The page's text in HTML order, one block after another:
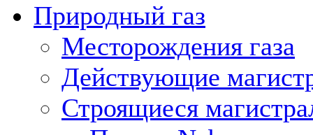
Природный газ
Месторождения газа
Действующие
Строящиеся